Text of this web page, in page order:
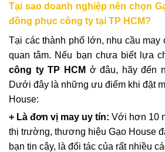
Tại sao doanh nghiệp nên chọn
đồng phục công ty tại TP HCM?
Tại các thành phố lớn, nhu cầu
quan tâm. Nếu bạn chưa biết lựa
công ty TP HCM ở đâu, hãy đến
Dưới đây là những ưu điểm khi đặt
House:
+ Là đơn vị may uy tín: Với hơn 10
thị trường, thương hiệu Gạo House
bạn tin cậy, là đối tác của rất nhiều